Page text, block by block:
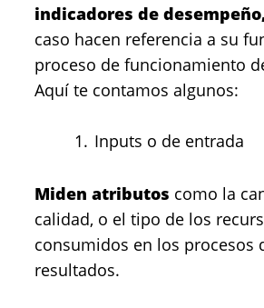
indicadores de
caso hacen referencia a su
proceso de funcionamiento
Aquí te contamos algunos:
Inputs o de entrada
Miden atributos como la
calidad, o el tipo de los
consumidos en los procesos
resultados.